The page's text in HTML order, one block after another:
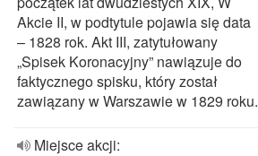
Akcie II, w podtytule pojawia się data
– 1828 rok. Akt III, zatytułowany
„Spisek Koronacyjny” nawiązuje do
faktycznego spisku, który został
zawiązany w Warszawie w 1829 roku.
Miejsce akcji: